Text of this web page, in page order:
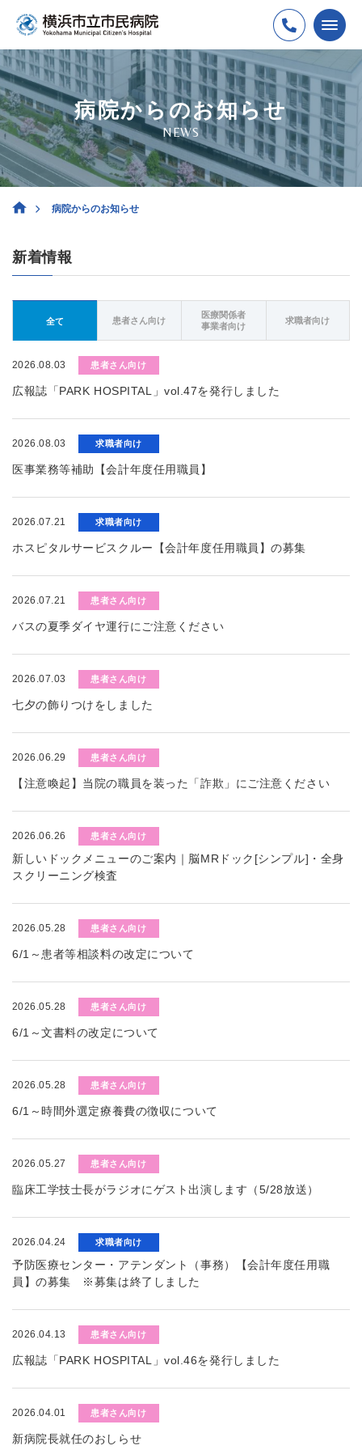
病院からのお知らせ
NEWS
病院からのお知らせ
新着情報
全て 患者さん向け
医療関係者
事業者向け
求職者向け
2026.08.03 患者さん向け
広報誌「PARK HOSPITAL」vol.47を発行しました
2026.08.03 求職者向け
医事業務等補助【会計年度任用職員】
2026.07.21 求職者向け
ホスピタルサービスクルー【会計年度任用職員】の募集
2026.07.21 患者さん向け
バスの夏季ダイヤ運行にご注意ください
2026.07.03 患者さん向け
七夕の飾りつけをしました
2026.06.29 患者さん向け
【注意喚起】当院の職員を装った「詐欺」にご注意ください
2026.06.26 患者さん向け
新しいドックメニューのご案内｜脳MRドック[シンプル]・全身
スクリーニング検査
2026.05.28 患者さん向け
6/1～患者等相談料の改定について
2026.05.28 患者さん向け
6/1～文書料の改定について
2026.05.28 患者さん向け
6/1～時間外選定療養費の徴収について
2026.05.27 患者さん向け
臨床工学技士長がラジオにゲスト出演します（5/28放送）
2026.04.24 求職者向け
予防医療センター・アテンダント（事務）【会計年度任用職
員】の募集 ※募集は終了しました
2026.04.13 患者さん向け
広報誌「PARK HOSPITAL」vol.46を発行しました
2026.04.01 患者さん向け
新病院長就任のおしらせ